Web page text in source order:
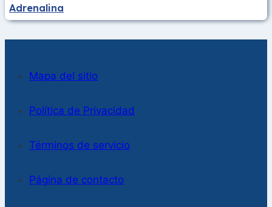
Adrenalina
Mapa del sitio
Política de Privacidad
Términos de servicio
Página de contacto